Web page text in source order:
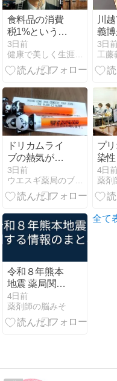
食料品の消費
税1%という愚
策
3日前
健康で美しく生涯現役ブログ
川
義
薬剤
て
徴２
3日
ドリカムライ
ブの熱気が冷
めないうちに
次のライブ？
3日前
ウエスギ薬局のブログ
プ
染
質粒
細
ス
4日
令和８年熊本
地震 薬局関連
情報のまとめ
4日前
薬剤師の脳みそ
全て